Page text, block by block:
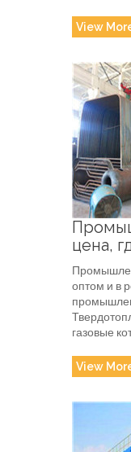
View
цена,
оптом и в
газовые
View